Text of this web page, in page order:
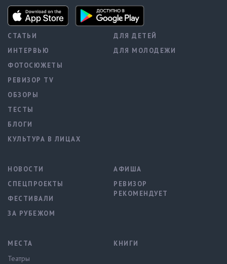
СТАТЬИ
ИНТЕРВЬЮ
ФОТОСЮЖЕТЫ
РЕВИЗОР TV
ОБЗОРЫ
ТЕСТЫ
БЛОГИ
КУЛЬТУРА В ЛИЦАХ
ДЛЯ ДЕТЕЙ
ДЛЯ МОЛОДЕЖИ
НОВОСТИ
СПЕЦПРОЕКТЫ
ФЕСТИВАЛИ
ЗА РУБЕЖОМ
АФИША
РЕВИЗОР
РЕКОМЕНДУЕТ
МЕСТА
Театры
КНИГИ